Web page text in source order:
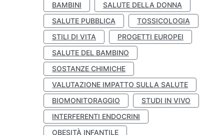
BAMBINI
SALUTE DELLA DONNA
SALUTE PUBBLICA
TOSSICOLOGIA
STILI DI VITA
PROGETTI EUROPEI
SALUTE DEL BAMBINO
SOSTANZE CHIMICHE
VALUTAZIONE IMPATTO SULLA SALUTE
BIOMONITORAGGIO
STUDI IN VIVO
INTERFERENTI ENDOCRINI
OBESITÀ INFANTILE